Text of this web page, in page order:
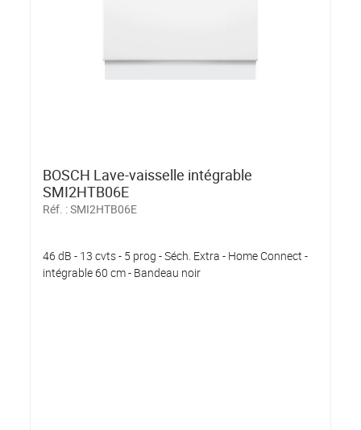
BOSCH Lave-vaisselle intégrable
SMI2HTB06E
Réf. :SMI2HTB06E
46 dB - 13 cvts - 5 prog - Séch. Extra - Home Connect -
intégrable 60 cm - Bandeau noir